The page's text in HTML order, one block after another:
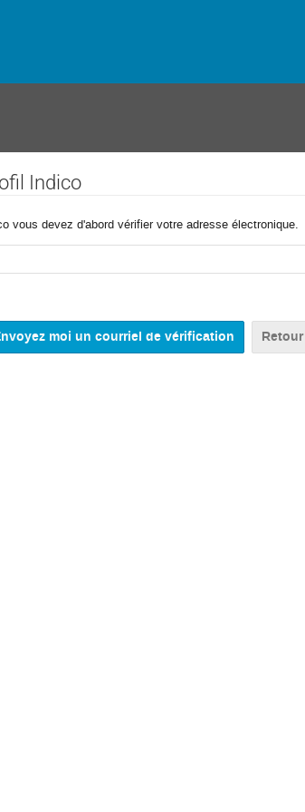
Indico
vous devez d'abord vérifier votre adresse électronique.
Retour